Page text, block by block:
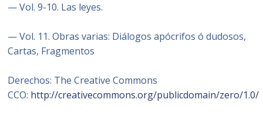
— Vol. 9-10. Las leyes.
— Vol. 11. Obras varias: Diálogos apócrifos ó dudosos,
Cartas, Fragmentos
Derechos: The Creative Commons
CCO: http://creativecommons.org/publicdomain/zero/1.0/